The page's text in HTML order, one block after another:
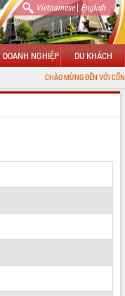
Vietnamese| English
DOANH NGHIỆP DU KHÁCH
CHÀO MỪNG ĐẾN VỚI CỔNG THÔNG